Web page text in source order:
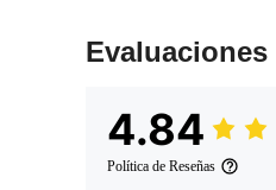
4.84
Política de Reseñas